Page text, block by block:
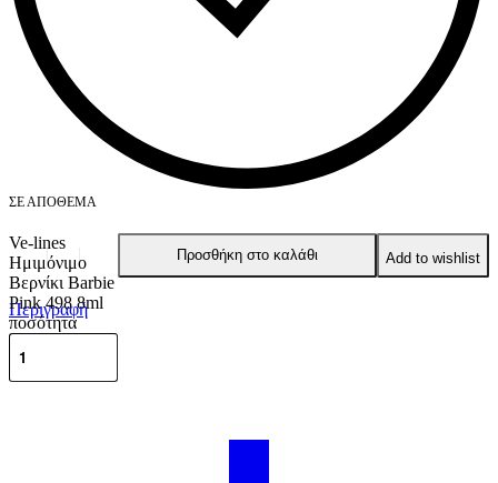
ΣΕ ΑΠΌΘΕΜΑ
Ve-lines
Ημιμόνιμο
Βερνίκι Barbie
Pink 498 8ml
ποσότητα
Προσθήκη στο καλάθι Add to wishlist
Περιγραφή